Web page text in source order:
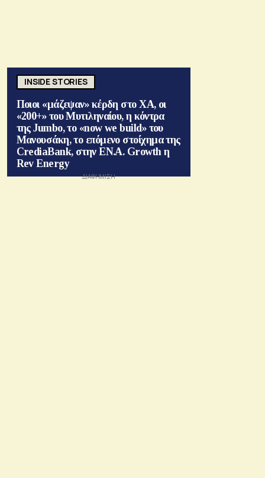
INSIDE STORIES
Ποιοι «μάζεψαν» κέρδη στο ΧΑ, οι
«200+» του Μυτιληναίου, η κόντρα
της Jumbo, το «now we build» του
Μανουσάκη, το επόμενο στοίχημα της
CrediaBank, στην ΕΝ.Α. Growth η
Rev Energy